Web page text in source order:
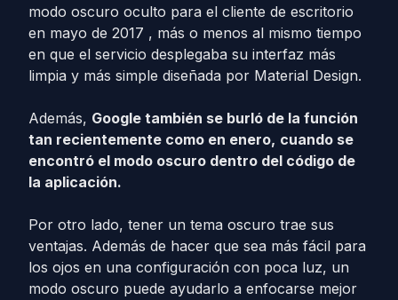
modo oscuro oculto para el cliente de escritorio
en mayo de 2017 , más o menos al mismo tiempo
en que el servicio desplegaba su interfaz más
limpia y más simple diseñada por Material Design.
Además, Google también se burló de la función
tan recientemente como en enero, cuando se
encontró el modo oscuro dentro del código de
la aplicación.
Por otro lado, tener un tema oscuro trae sus
ventajas. Además de hacer que sea más fácil para
los ojos en una configuración con poca luz, un
modo oscuro puede ayudarlo a enfocarse mejor